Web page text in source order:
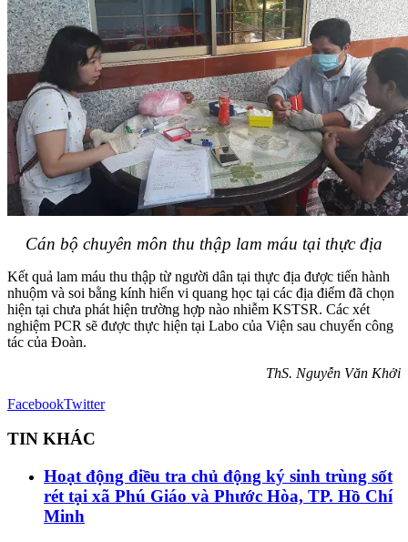
Cán bộ chuyên môn thu thập lam máu tại thực địa
Kết quả lam máu thu thập từ người dân tại thực địa được tiến hành
nhuộm và soi bằng kính hiển vi quang học tại các địa điểm đã chọn
hiện tại chưa phát hiện trường hợp nào nhiễm KSTSR. Các xét
nghiệm PCR sẽ được thực hiện tại Labo của Viện sau chuyến công
tác của Đoàn.
ThS. Nguyễn Văn Khởi
FacebookTwitter
TIN KHÁC
Hoạt động điều tra chủ động ký sinh trùng sốt
rét tại xã Phú Giáo và Phước Hòa, TP. Hồ Chí
Minh